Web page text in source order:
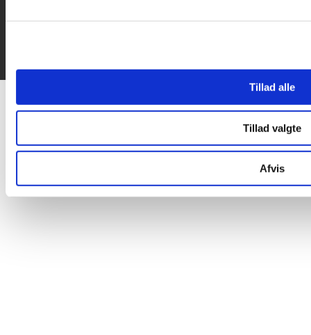
Tillad alle
Tillad valgte
Afvis